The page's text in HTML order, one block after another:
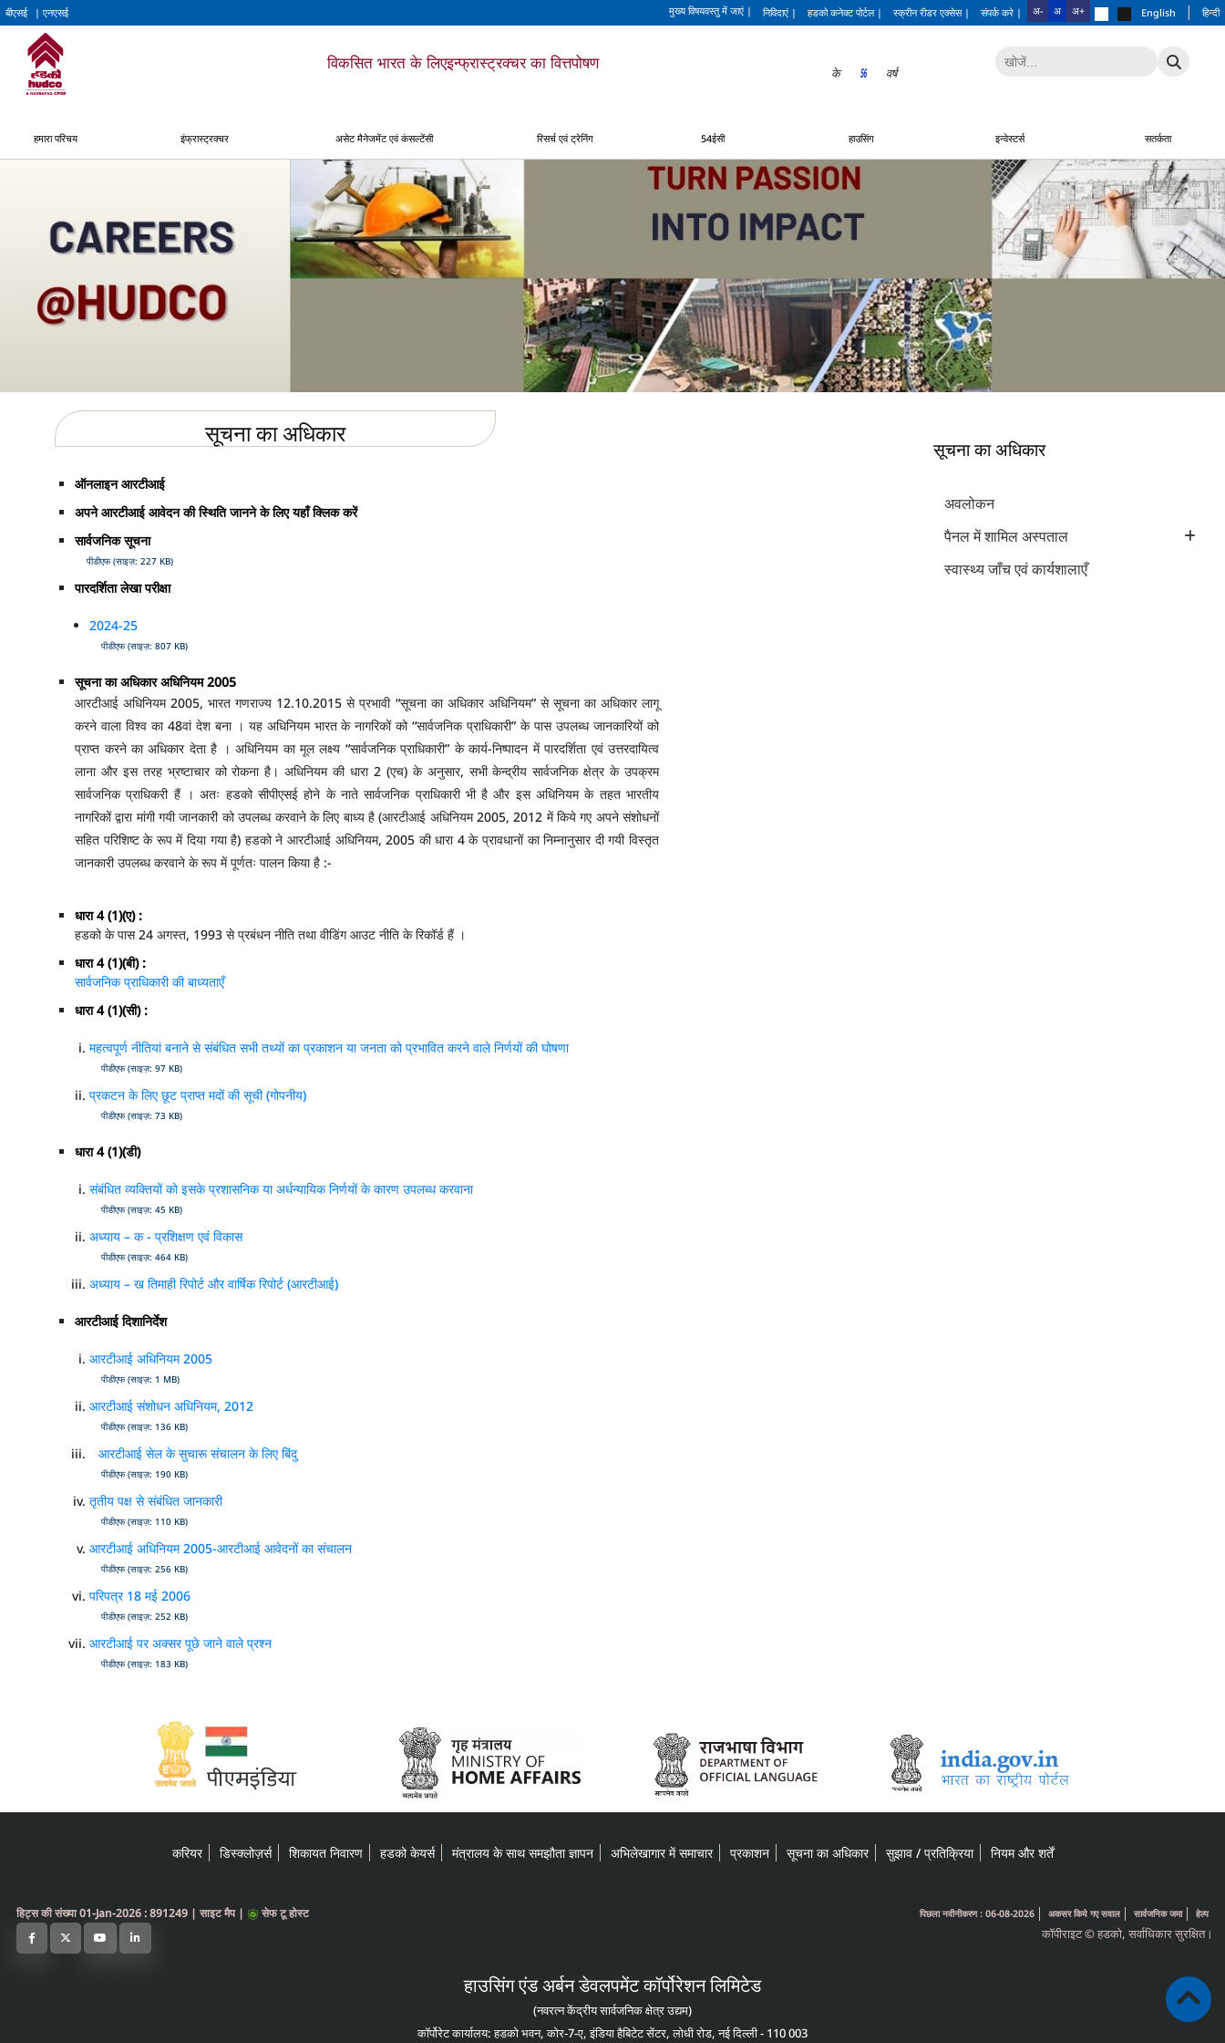
बीएसई | एनएसई मुख्य विषयवस्तु में जाएं | निविदाएं | हडको कनेक्ट पोर्टल | स्क्रीन रीडर एक्सेस | संपर्क करे | अ- अ अ+ English | हिन्दी
विकसित भारत के लिएइन्फ्रास्ट्रक्चर का वित्तपोषण के 56 वर्ष
हमारा परिचय इंफ्रास्ट्रक्चर असेट मैनेजमेंट एवं कंसल्टेंसी रिसर्च एवं ट्रेनिंग 54ईसी हाउसिंग इन्वेस्टर्स सतर्कता
सूचना का अधिकार
अवलोकन
पैनल में शामिल अस्पताल
» नवीनतम परिपत्र
स्वास्थ्य जाँच एवं कार्यशालाएँ
सूचना का अधिकार
ऑनलाइन आरटीआई
अपने आरटीआई आवेदन की स्थिति जानने के लिए यहाँ क्लिक करें
सार्वजनिक सूचना
पीडीएफ (साइज़: 227 KB)
पारदर्शिता लेखा परीक्षा
2024-25
पीडीएफ (साइज़: 807 KB)
सूचना का अधिकार अधिनियम 2005
आरटीआई अधिनियम 2005, भारत गणराज्य 12.10.2015 से प्रभावी “सूचना का अधिकार अधिनियम” से सूचना का अधिकार लागू
करने वाला विश्व का 48वां देश बना । यह अधिनियम भारत के नागरिकों को “सार्वजनिक प्राधिकारी” के पास उपलब्ध जानकारियों को
प्राप्त करने का अधिकार देता है । अधिनियम का मूल लक्ष्य “सार्वजनिक प्राधिकारी” के कार्य-निष्पादन में पारदर्शिता एवं उत्तरदायित्व
लाना और इस तरह भ्रष्टाचार को रोकना है। अधिनियम की धारा 2 (एच) के अनुसार, सभी केन्द्रीय सार्वजनिक क्षेत्र के उपक्रम
सार्वजनिक प्राधिकरी हैं । अतः हडको सीपीएसई होने के नाते सार्वजनिक प्राधिकारी भी है और इस अधिनियम के तहत भारतीय
नागरिकों द्वारा मांगी गयी जानकारी को उपलब्ध करवाने के लिए बाध्य है (आरटीआई अधिनियम 2005, 2012 में किये गए अपने संशोधनों
सहित परिशिष्ट के रूप में दिया गया है) हडको ने आरटीआई अधिनियम, 2005 की धारा 4 के प्रावधानों का निम्नानुसार दी गयी विस्तृत
जानकारी उपलब्ध करवाने के रूप में पूर्णतः पालन किया है :-
धारा 4 (1)(ए) :
हडको के पास 24 अगस्त, 1993 से प्रबंधन नीति तथा वीडिंग आउट नीति के रिकॉर्ड हैं ।
धारा 4 (1)(बी) :
सार्वजनिक प्राधिकारी की बाध्यताएँ
धारा 4 (1)(सी) :
महत्वपूर्ण नीतियां बनाने से संबंधित सभी तथ्यों का प्रकाशन या जनता को प्रभावित करने वाले निर्णयों की घोषणा
पीडीएफ (साइज़: 97 KB)
प्रकटन के लिए छूट प्राप्त मदों की सूची (गोपनीय)
पीडीएफ (साइज़: 73 KB)
धारा 4 (1)(डी)
संबंधित व्यक्तियों को इसके प्रशासनिक या अर्धन्यायिक निर्णयों के कारण उपलब्ध करवाना
पीडीएफ (साइज़: 45 KB)
अध्याय – क - प्रशिक्षण एवं विकास
पीडीएफ (साइज़: 464 KB)
अध्याय – ख तिमाही रिपोर्ट और वार्षिक रिपोर्ट (आरटीआई)
आरटीआई दिशानिर्देश
आरटीआई अधिनियम 2005
पीडीएफ (साइज़: 1 MB)
आरटीआई संशोधन अधिनियम, 2012
पीडीएफ (साइज़: 136 KB)
आरटीआई सेल के सुचारू संचालन के लिए बिंदु
पीडीएफ (साइज़: 190 KB)
तृतीय पक्ष से संबंधित जानकारी
पीडीएफ (साइज़: 110 KB)
आरटीआई अधिनियम 2005-आरटीआई आवेदनों का संचालन
पीडीएफ (साइज़: 256 KB)
परिपत्र 18 मई 2006
पीडीएफ (साइज़: 252 KB)
आरटीआई पर अक्सर पूछे जाने वाले प्रश्न
पीडीएफ (साइज़: 183 KB)
करियर डिस्क्लोज़र्स शिकायत निवारण हडको केयर्स मंत्रालय के साथ समझौता ज्ञापन अभिलेखागार में समाचार प्रकाशन सूचना का अधिकार सुझाव / प्रतिक्रिया नियम और शर्तें
हिट्स की संख्या 01-Jan-2026 : 891249 | साइट मैप | सेफ टू होस्ट पिछला नवीनीकरण : 06-08-2026 अकसर किये गए सवाल सार्वजनिक जमा हेल्प
कॉपीराइट © हडको, सर्वाधिकार सुरक्षित।
हाउसिंग एंड अर्बन डेवलपमेंट कॉर्पोरेशन लिमिटेड
(नवरत्न केंद्रीय सार्वजनिक क्षेत्र उद्यम)
कॉर्पोरेट कार्यालय: हडको भवन, कोर-7-ए, इंडिया हैबिटेट सेंटर, लोधी रोड, नई दिल्ली - 110 003